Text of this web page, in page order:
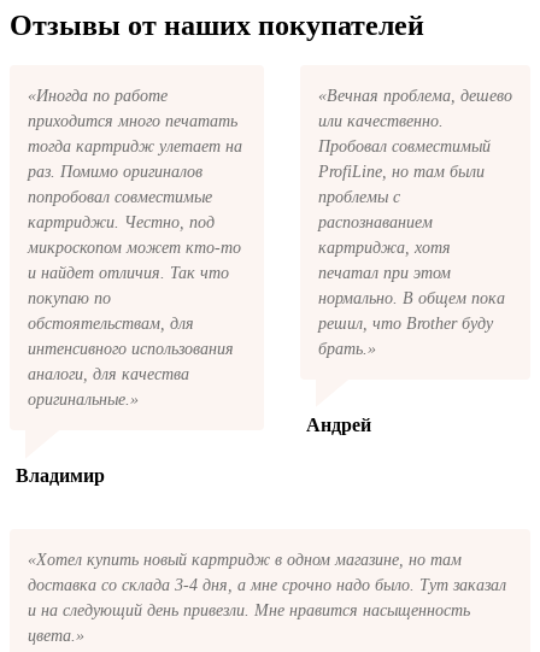
моделей принтеров.
Kyocera 12 series на указанную вами
электронную почту придёт письмо с копией
чтобы оформить доставку. Если вы не
получили письмо с копией заказа,
пожалуйста, свяжитесь с нами через сервис
обратная связь, или позвоните.
Отзывы от наших покупателей
«Иногда по работе
приходится много печатать
тогда картридж улетает на
раз. Помимо оригиналов
попробовал совместимые
картриджи. Честно, под
микроскопом может кто-то
и найдет отличия. Так что
покупаю по
обстоятельствам, для
интенсивного использования
аналоги, для качества
оригинальные.»
Владимир
«Вечная проблема, дешево
или качественно.
Пробовал совместимый
ProfiLine, но там были
проблемы с
распознаванием
картриджа, хотя
печатал при этом
нормально. В общем пока
решил, что Brother буду
брать.»
Андрей
«Хотел купить новый картридж в одном магазине, но там
доставка со склада 3-4 дня, а мне срочно надо было. Тут заказал
и на следующий день привезли. Мне нравится насыщенность
цвета.»